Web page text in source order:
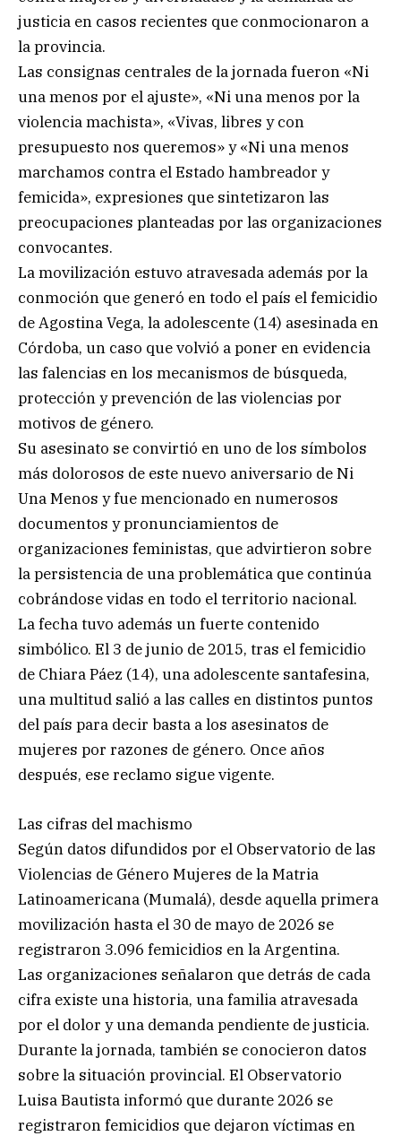
justicia en casos recientes que conmocionaron a
la provincia.
Las consignas centrales de la jornada fueron «Ni
una menos por el ajuste», «Ni una menos por la
violencia machista», «Vivas, libres y con
presupuesto nos queremos» y «Ni una menos
marchamos contra el Estado hambreador y
femicida», expresiones que sintetizaron las
preocupaciones planteadas por las organizaciones
convocantes.
La movilización estuvo atravesada además por la
conmoción que generó en todo el país el femicidio
de Agostina Vega, la adolescente (14) asesinada en
Córdoba, un caso que volvió a poner en evidencia
las falencias en los mecanismos de búsqueda,
protección y prevención de las violencias por
motivos de género.
Su asesinato se convirtió en uno de los símbolos
más dolorosos de este nuevo aniversario de Ni
Una Menos y fue mencionado en numerosos
documentos y pronunciamientos de
organizaciones feministas, que advirtieron sobre
la persistencia de una problemática que continúa
cobrándose vidas en todo el territorio nacional.
La fecha tuvo además un fuerte contenido
simbólico. El 3 de junio de 2015, tras el femicidio
de Chiara Páez (14), una adolescente santafesina,
una multitud salió a las calles en distintos puntos
del país para decir basta a los asesinatos de
mujeres por razones de género. Once años
después, ese reclamo sigue vigente.
Las cifras del machismo
Según datos difundidos por el Observatorio de las
Violencias de Género Mujeres de la Matria
Latinoamericana (Mumalá), desde aquella primera
movilización hasta el 30 de mayo de 2026 se
registraron 3.096 femicidios en la Argentina.
Las organizaciones señalaron que detrás de cada
cifra existe una historia, una familia atravesada
por el dolor y una demanda pendiente de justicia.
Durante la jornada, también se conocieron datos
sobre la situación provincial. El Observatorio
Luisa Bautista informó que durante 2026 se
registraron femicidios que dejaron víctimas en